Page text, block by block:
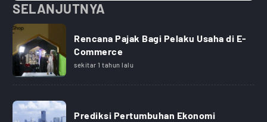
SELANJUTNYA
Rencana Pajak Bagi Pelaku Usaha di E-
Commerce
sekitar 1 tahun lalu
Prediksi Pertumbuhan Ekonomi